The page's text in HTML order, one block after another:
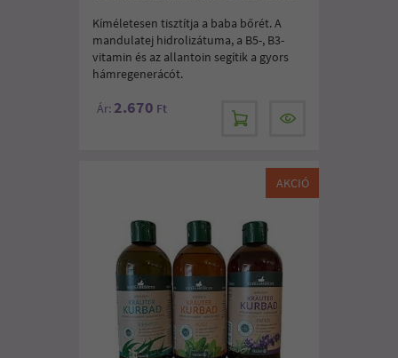
Kíméletesen tisztítja a baba bőrét. A
mandulatej hidrolizátuma, a B5-, B3-
vitamin és az allantoin segítik a gyors
hámregenerácót.
Ár: 2.670 Ft
AKCIÓ